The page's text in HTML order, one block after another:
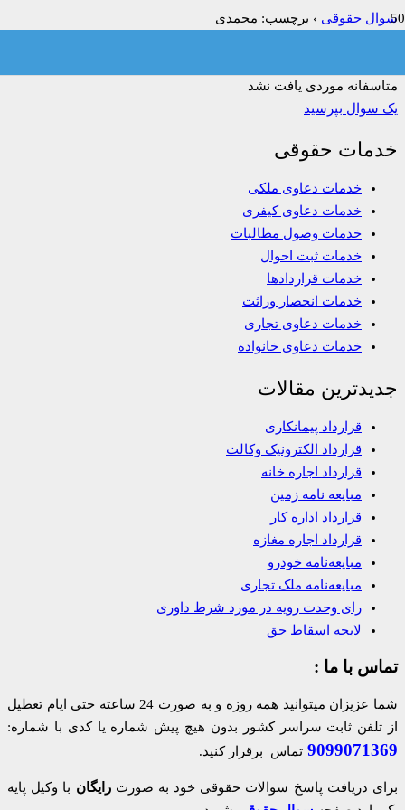
سوال حقوقی › برچسب: محمدی
متاسفانه موردی یافت نشد
یک سوال بپرسید
خدمات حقوقی
خدمات دعاوی ملکی
خدمات دعاوی کیفری
خدمات وصول مطالبات
خدمات ثبت احوال
خدمات قراردادها
خدمات انحصار وراثت
خدمات دعاوی تجاری
خدمات دعاوی خانواده
جدیدترین مقالات
قرارداد پیمانکاری
قرارداد الکترونیک وکالت
قرارداد اجاره خانه
مبایعه نامه زمین
قرارداد اداره کار
قرارداد اجاره مغازه
مبایعه‌نامه خودرو
مبایعه‌نامه ملک تجاری
رای وحدت رویه در مورد شرط داوری
لایحه اسقاط حق
تماس با ما :
شما عزیزان میتوانید همه روزه و به صورت 24 ساعته حتی ایام تعطیل
از تلفن ثابت سراسر کشور بدون هیچ پیش شماره یا کدی با شماره:
9099071369 تماس برقرار کنید.
برای دریافت پاسخ سوالات حقوقی خود به صورت رایگان با وکیل پایه